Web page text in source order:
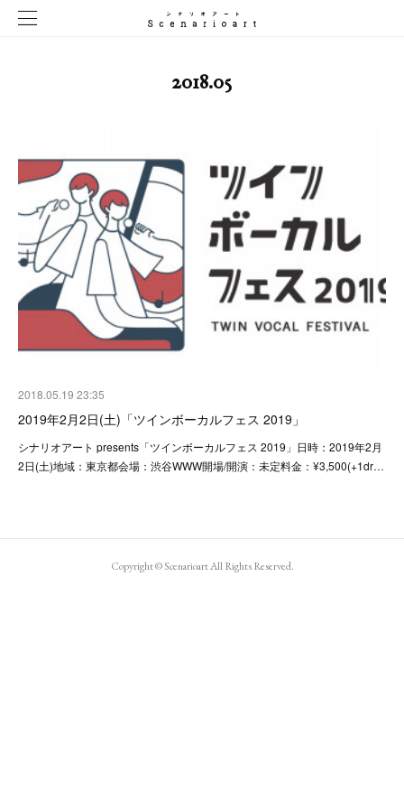
2018.05
2018.05.19 23:35
2019年2月2日(土)「ツインボーカルフェス 2019」
シナリオアート presents「ツインボーカルフェス 2019」日時：2019年2月
2日(土)地域：東京都会場：渋谷WWW開場/開演：未定料金：¥3,500(+1dr…
Copyright ©︎ Scenarioart All Rights Reserved.